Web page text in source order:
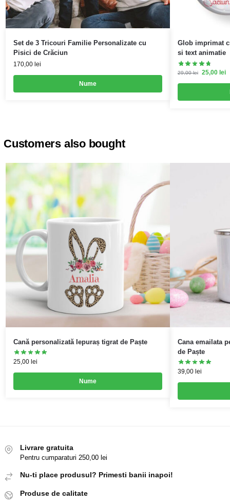
Set de 3 Tricouri Familie Personalizate cu
Pisici de Crăciun
170,00 lei
Nume
Glob imprimat
si text animatie
29,00lei 25,00 lei
Customers also bought
Cană personalizată Iepuraș tigrat de Paște
25,00 lei
Nume
Cana emailata
de Paște
39,00 lei
Livrare gratuita
Pentru cumparaturi 250,00 lei
Nu-ti place produsul? Primesti banii inapoi!
Produse de calitate